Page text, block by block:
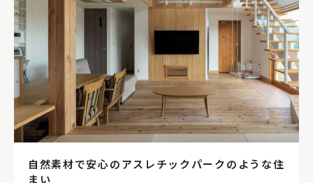
自然素材で安心のアスレチックパークのような住
まい